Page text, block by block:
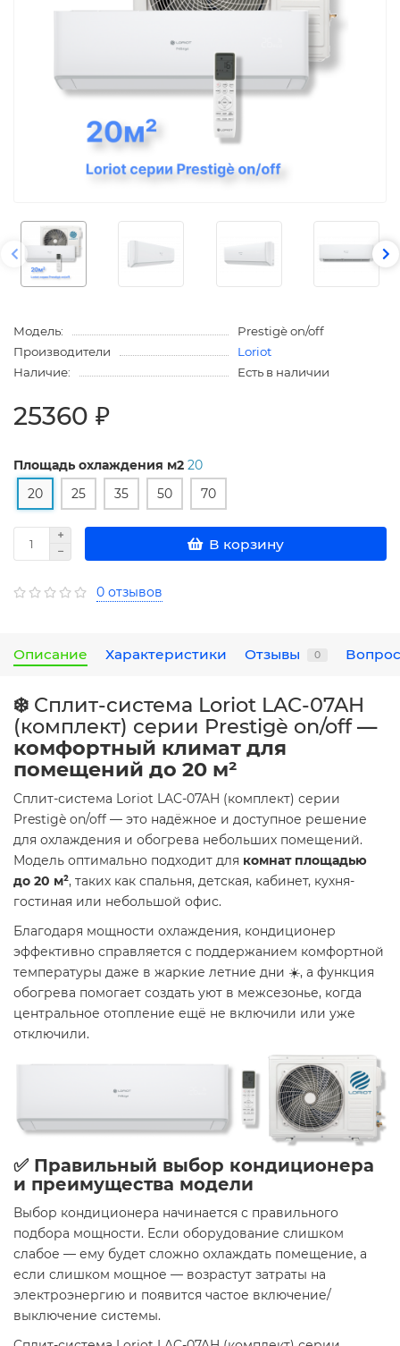
Модель:
Prestigè on/off
Производители
Loriot
Наличие:
Есть в наличии
25360 ₽
Площадь охлаждения м2 20
20
25 35 50 70
В корзину
0 отзывов
Описание Характеристики Отзывы 0
❄️ Cплит-система Loriot LAC-07AH
(комплект) серии Prestigè on/off—
комфортный климат для
помещений до 20 м²
Cплит-система Loriot LAC-07AH (комплект) серии
Prestigè on/off — это надёжное и доступное решение
для охлаждения и обогрева небольших помещений.
Модель оптимально подходит для комнат площадью
до 20 м², таких как спальня, детская, кабинет, кухня-
гостиная или небольшой офис.
Благодаря мощности охлаждения, кондиционер
эффективно справляется с поддержанием комфортной
температуры даже в жаркие летние дни ☀️, а функция
обогрева помогает создать уют в межсезонье, когда
центральное отопление ещё не включили или уже
отключили.
✅ Правильный выбор кондиционера
и преимущества модели
Выбор кондиционера начинается с правильного
подбора мощности. Если оборудование слишком
слабое — ему будет сложно охлаждать помещение, а
если слишком мощное — возрастут затраты на
электроэнергию и появится частое включение/
выключение системы.